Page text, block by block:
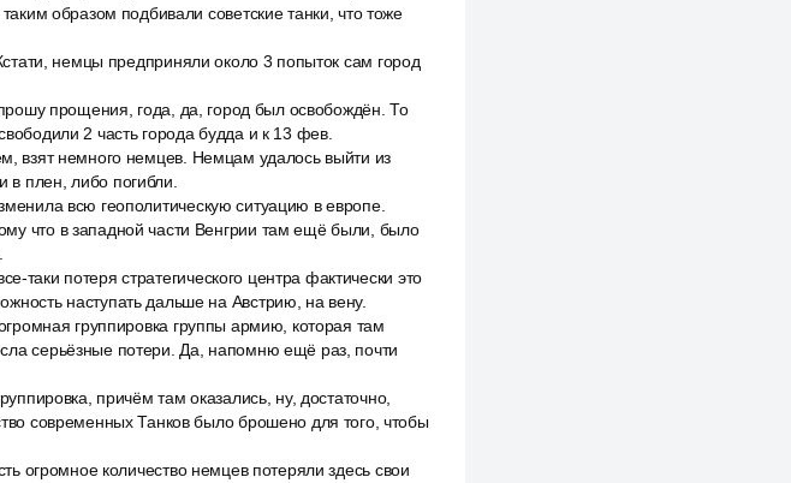
образом подбивали советские танки, что тоже
немцы предприняли около 3 попыток сам город
прощения, года, да, город был освобождён. То
2 часть города будда и к 13 фев.
взят немного немцев. Немцам удалось выйти из
плен, либо погибли.
всю геополитическую ситуацию в европе.
что в западной части Венгрии там ещё были, было
потеря стратегического центра фактически это
наступать дальше на Австрию, на вену.
группировка группы армию, которая там
серьёзные потери. Да, напомню ещё раз, почти
причём там оказались, ну, достаточно,
современных Танков было брошено для того, чтобы
огромное количество немцев потеряли здесь свои